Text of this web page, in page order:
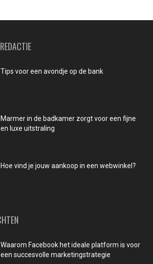
Tips voor een avondje op de bank
Marmer in de badkamer zorgt voor een fijne
en luxe uitstraling
Hoe vind je jouw aankoop in een webwinkel?
Waarom Facebook het ideale platform is voor
een succesvolle marketingstrategie